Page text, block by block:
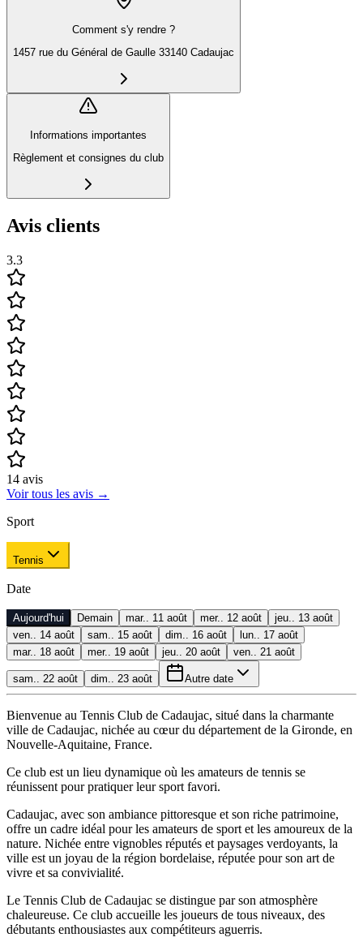
Comment s'y rendre ?
1457 rue du Général de Gaulle 33140 Cadaujac
Informations importantes
Règlement et consignes du club
Avis clients
3.3
14 avis
Voir tous les avis →
Sport
Tennis
Date
Aujourd'hui Demain mar.. 11 août mer.. 12 août
jeu.. 13 août
ven.. 14 août
sam.. 15 août dim.. 16 août
lun.. 17 août
mar.. 18 août
mer.. 19 août jeu.. 20 août ven.. 21 août
sam.. 22 août dim.. 23 août Autre date
Bienvenue au Tennis Club de Cadaujac, situé dans la charmante
ville de Cadaujac, nichée au cœur du département de la Gironde, en
Nouvelle-Aquitaine, France.
Ce club est un lieu dynamique où les amateurs de tennis se
réunissent pour pratiquer leur sport favori.
Cadaujac, avec son ambiance pittoresque et son riche patrimoine,
offre un cadre idéal pour les amateurs de sport et les amoureux de la
nature. Nichée entre vignobles réputés et paysages verdoyants, la
ville est un joyau de la région bordelaise, réputée pour son art de
vivre et sa convivialité.
Le Tennis Club de Cadaujac se distingue par son atmosphère
chaleureuse. Ce club accueille les joueurs de tous niveaux, des
débutants enthousiastes aux compétiteurs aguerris.